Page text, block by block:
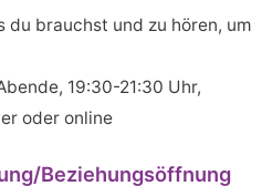
du brauchst und zu hören, um
19:30-21:30 Uhr,
oder online
Beziehungsöffnung